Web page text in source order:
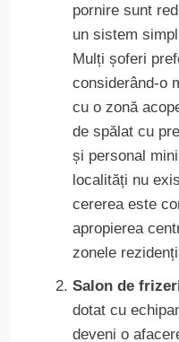
pornire sunt
un sistem
Mulți șoferi
considerând-o
cu o zonă
de spălat cu
și personal
localități nu
cererea este
apropierea
zonele
Salon de
dotat cu
deveni o